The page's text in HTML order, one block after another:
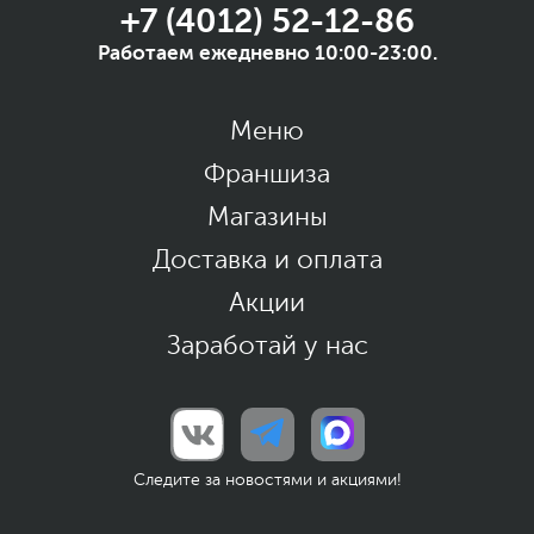
+7 (4012) 52-12-86
Работаем ежедневно 10:00-23:00.
Меню
Франшиза
Магазины
Доставка и оплата
Акции
Заработай у нас
Следите за новостями и акциями!